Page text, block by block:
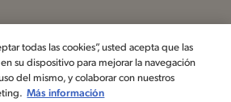
todas las cookies”, usted acepta que las
su dispositivo para mejorar la navegación
del mismo, y colaborar con nuestros
Más información